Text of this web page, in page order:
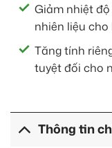
Giảm nhiệt
nhiên liệu
Tăng tính
tuyệt đối cho
Thông tin